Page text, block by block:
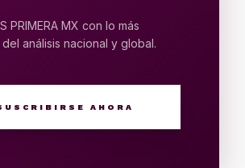
PRIMERA MX con lo más
análisis nacional y global.
AHORA